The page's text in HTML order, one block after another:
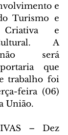
e
Turismo e
e
A
será
que
trabalho foi
feira (06)
União.
– Dez